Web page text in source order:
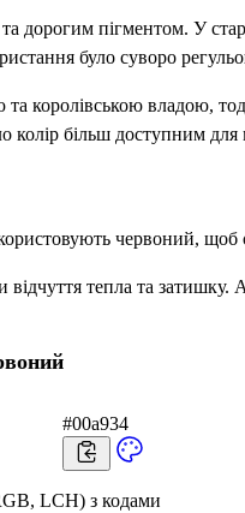
та дорогим пігментом. У
було суворо
королівською владою,
колір більш доступним для
червоний,
тепла та затишку.
#00a934
LCH) з кодами